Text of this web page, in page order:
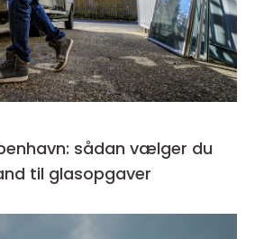
sådan vælger du
til glasopgaver